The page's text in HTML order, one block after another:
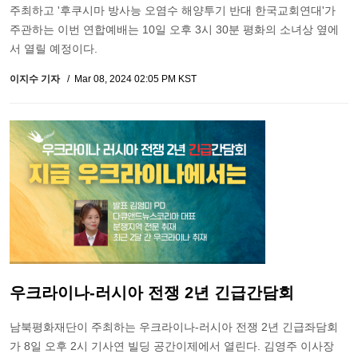
주최하고 '후쿠시마 방사능 오염수 해양투기 반대 한국교회연대'가
주관하는 이번 연합예배는 10일 오후 3시 30분 평화의 소녀상 옆에
서 열릴 예정이다.
이지수 기자 Mar 08, 2024 02:05 PM KST
우크라이나-러시아 전쟁 2년 긴급간담회
남북평화재단이 주최하는 우크라이나-러시아 전쟁 2년 긴급좌담회
가 8일 오후 2시 기사연 빌딩 공간이제에서 열린다. 김영주 이사장